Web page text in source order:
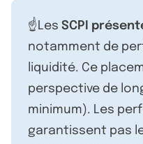
☝️Les SCPI
notamment de
liquidité. Ce
perspective de
minimum). Les
garantissent pas